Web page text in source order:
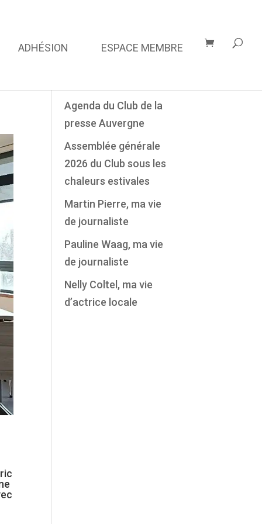
ADHÉSION ESPACE MEMBRE
Agenda du Club de la
presse Auvergne
Assemblée générale
2026 du Club sous les
chaleurs estivales
Martin Pierre, ma vie
de journaliste
Pauline Waag, ma vie
de journaliste
Nelly Coltel, ma vie
d’actrice locale